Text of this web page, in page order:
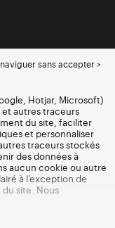
sans accepter >
Hotjar, Microsoft)
autres traceurs
du site, faciliter
et personnaliser
traceurs stockés
des données à
aucun cookie ou autre
à l’exception de
site. Nous
pouvez retirer votre
sur la